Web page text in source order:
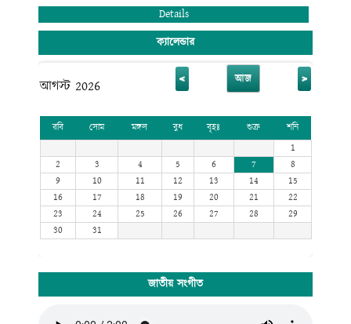
বিদ্যালয়টিকে মহীরূহে রূপান্তরিত করেছে।
Details
ক্যালেন্ডার
আগস্ট 2026 < আজ >
রবি সোম মঙ্গল বুধ বৃহঃ শুক্র
শনি
1
2
3 4 5 6 7
8
9
10 11 12 13 14
15
16
17 18 19 20 21
22
23
24 25 26 27 28
29
30
31
জাতীয় সংগীত